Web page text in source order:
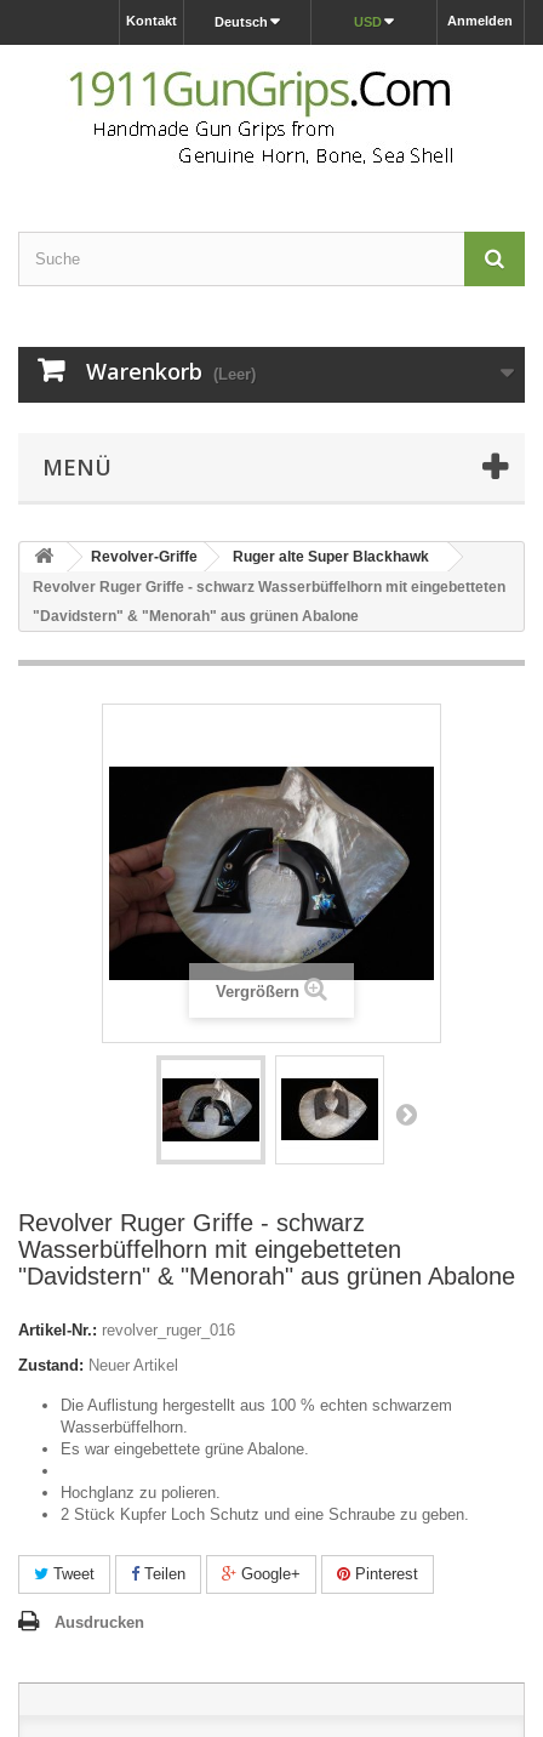
Anmelden
USD
Deutsch
Kontakt
Warenkorb (Leer)
MENÜ
Revolver-Griffe
Ruger alte Super Blackhawk
Revolver Ruger Griffe - schwarz Wasserbüffelhorn mit eingebetteten
"Davidstern" & "Menorah" aus grünen Abalone
Vergrößern
Revolver Ruger Griffe - schwarz
Wasserbüffelhorn mit eingebetteten
"Davidstern" & "Menorah" aus grünen Abalone
Artikel-Nr.: revolver_ruger_016
Zustand: Neuer Artikel
Die Auflistung hergestellt aus 100 % echten schwarzem
Wasserbüffelhorn.
Es war eingebettete grüne Abalone.
Hochglanz zu polieren.
2 Stück Kupfer Loch Schutz und eine Schraube zu geben.
Tweet Teilen Google+ Pinterest
Ausdrucken